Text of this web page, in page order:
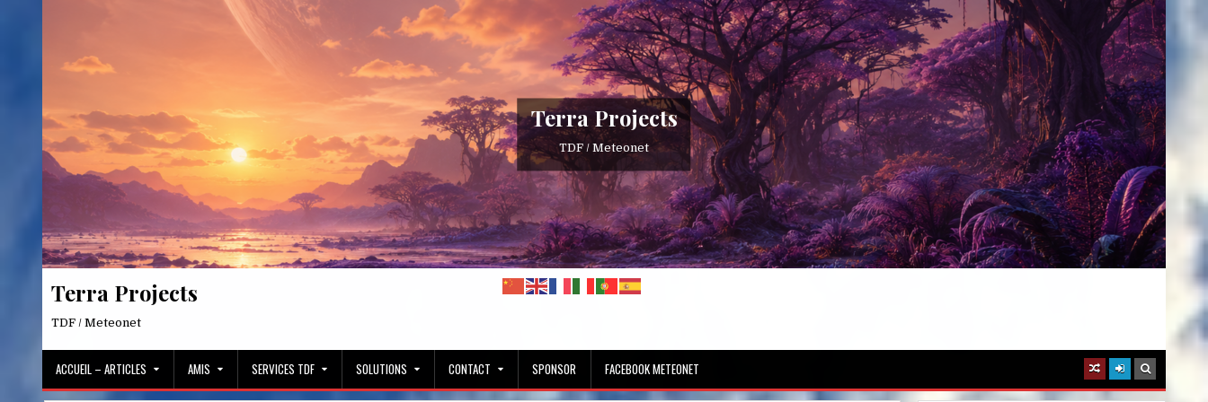
Terra Projects
TDF / Meteonet
Terra Projects
TDF / Meteonet
ACCUEIL – ARTICLES AMIS SERVICES TDF SOLUTIONS CONTACT SPONSOR FACEBOOK METEONET